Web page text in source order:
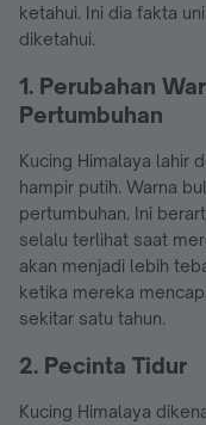
ketahui. Ini dia fakta
diketahui.
1. Perubahan
Pertumbuhan
Kucing Himalaya lahir
hampir putih. Warna
pertumbuhan. Ini
selalu terlihat saat
akan menjadi lebih
ketika mereka
sekitar satu tahun.
2. Pecinta Tidur
Kucing Himalaya